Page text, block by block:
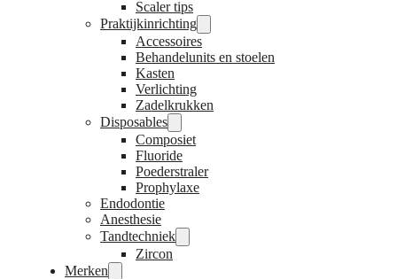
Scaler tips
Praktijkinrichting
Accessoires
Behandelunits en stoelen
Kasten
Verlichting
Zadelkrukken
Disposables
Composiet
Fluoride
Poederstraler
Prophylaxe
Endodontie
Anesthesie
Tandtechniek
Zircon
Merken